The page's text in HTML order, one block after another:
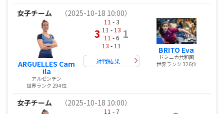
女子チーム （2025-10-18 10:00）
ARGUELLES Cam
ila
アルゼンチン
世界ランク 294位
3
11 - 3
11 - 13
11 - 6
13 - 11
1
対戦結果
BRITO Eva
ドミニカ共和国
世界ランク 326位
女子チーム （2025-10-18 10:00）
11 - 7